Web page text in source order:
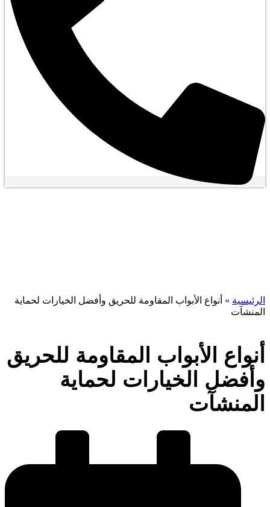
الرئيسية» أنواع الأبواب المقاومة للحريق وأفضل الخيارات لحماية
المنشآت
أنواع الأبواب المقاومة للحريق
وأفضل الخيارات لحماية
المنشآت